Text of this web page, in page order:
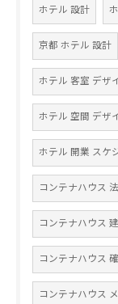
ホテル 設計
京都 ホテル 設計
ホテル 客室 デザ
ホテル 空間 デザ
ホテル 開業 スケ
コンテナハウス
コンテナハウス
コンテナハウス
コンテナハウス